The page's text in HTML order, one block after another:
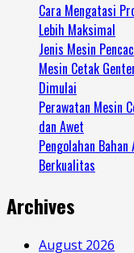
Cara Mengatasi
Lebih Maksimal
Jenis Mesin
Mesin Cetak
Dimulai
Perawatan Mesin
dan Awet
Pengolahan
Berkualitas
Archives
August 2026